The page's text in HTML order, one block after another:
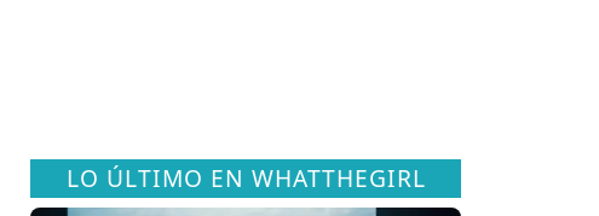
LO ÚLTIMO EN WHATTHEGIRL